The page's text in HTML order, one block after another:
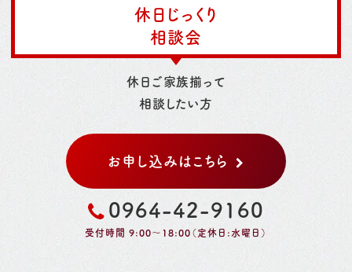
休日じっくり
相談会
休日ご家族揃って
相談したい方
お申し込みはこちら
0964-42-9160
受付時間 9:00～18:00（定休日:水曜日）